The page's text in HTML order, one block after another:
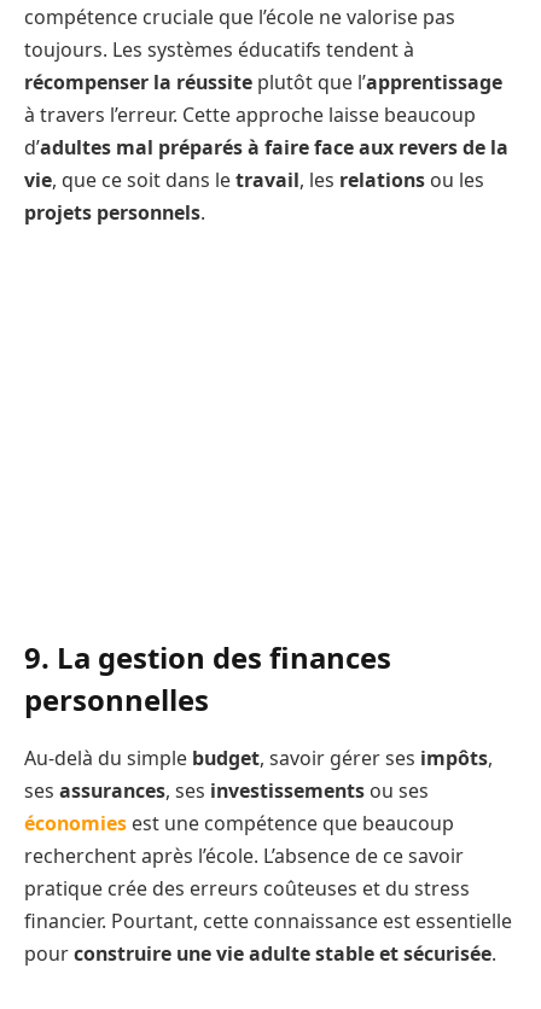
compétence cruciale que l’école ne valorise pas
toujours. Les systèmes éducatifs tendent à
récompenser la réussite plutôt que l’apprentissage
à travers l’erreur. Cette approche laisse beaucoup
d’adultes mal préparés à faire face aux revers de la
vie, que ce soit dans letravail, les relations ou les
projets personnels.
9. La gestion des finances
personnelles
Au-delà du simple budget, savoir gérer ses impôts,
ses assurances, ses investissements ou ses
économies est une compétence que beaucoup
recherchent après l’école. L’absence de ce savoir
pratique crée des erreurs coûteuses et du stress
financier. Pourtant, cette connaissance est essentielle
pourconstruire une vie adulte stable et sécurisée.